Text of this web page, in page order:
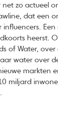
net zo actueel
dat een
heerst.
of Water,
water over
markten
miljard